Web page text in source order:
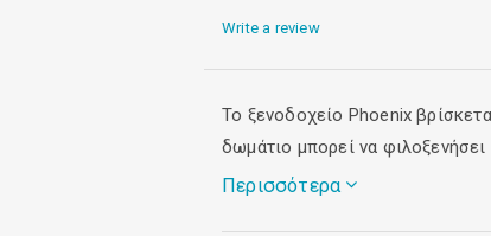
Write a review
Το ξενοδοχείο Phoenix
δωμάτιο μπορεί να
Περισσότερα